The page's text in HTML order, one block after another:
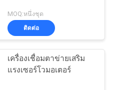
MOQ:หนึ่งชุด
ติดต่อ
เครื่องเชื่อมตาข่ายเสริม
แรงเซอร์โวมอเตอร์